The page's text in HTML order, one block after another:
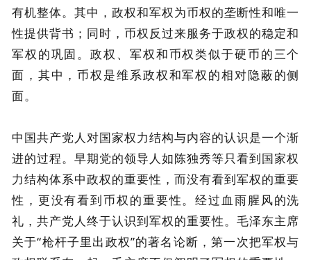
有机整体。其中，政权和军权为币权的垄断性和唯一
性提供背书；同时，币权反过来服务于政权的稳定和
军权的巩固。政权、军权和币权类似于硬币的三个
面，其中，币权是维系政权和军权的相对隐蔽的侧
面。
中国共产党人对国家权力结构与内容的认识是一个渐
进的过程。早期党的领导人如陈独秀等只看到国家权
力结构体系中政权的重要性，而没有看到军权的重要
性，更没有看到币权的重要性。经过血雨腥风的洗
礼，共产党人终于认识到军权的重要性。毛泽东主席
关于“枪杆子里出政权”的著名论断，第一次把军权与